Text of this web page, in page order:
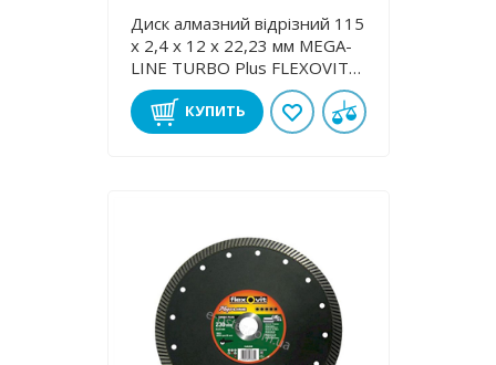
Диск алмазний відрізний 115
х 2,4 х 12 х 22,23 мм MEGA-
LІNE TURBO Plus FLEXOVIT
70184623437
КУПИТЬ